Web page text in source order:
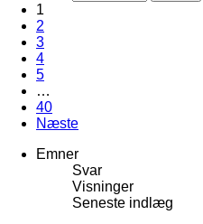
1
2
3
4
5
…
40
Næste
Emner
Svar
Visninger
Seneste indlæg